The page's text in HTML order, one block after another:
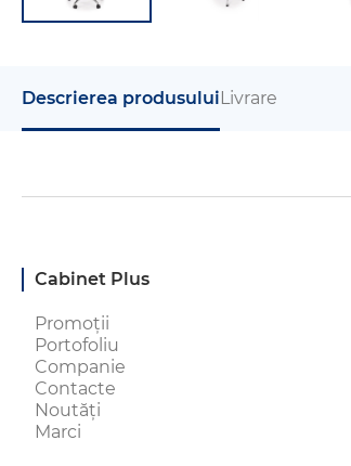
Descrierea produsuluiLivrare
Cabinet Plus
Promoții
Portofoliu
Companie
Contacte
Noutăți
Marci